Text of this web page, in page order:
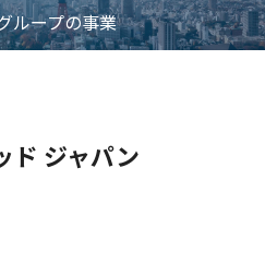
ループの事業
ド ジャパン